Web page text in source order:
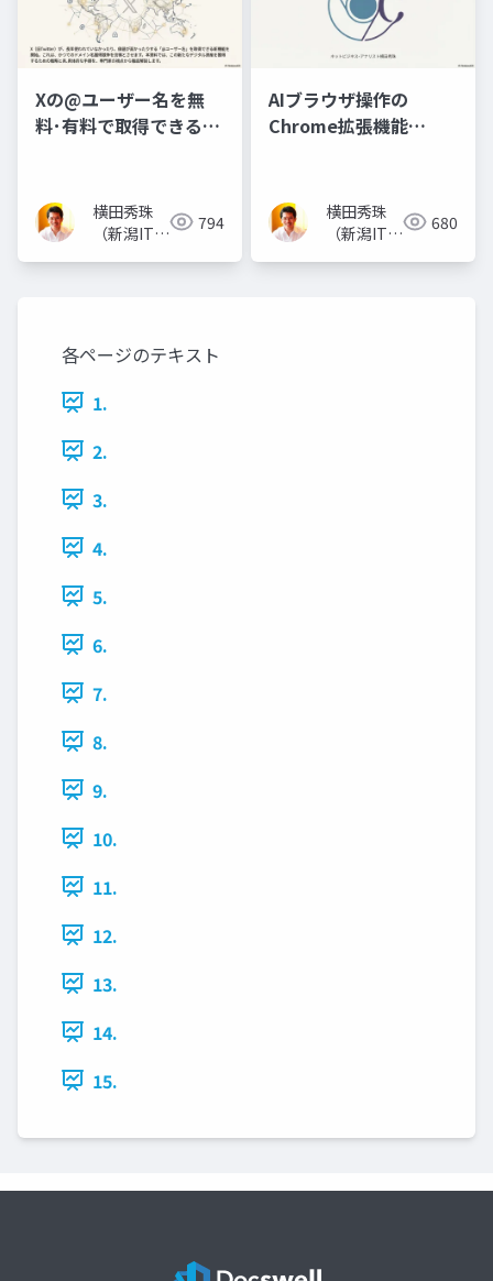
Xの@ユーザー名を無
料･有料で取得できる
横田秀珠
（新潟ITコ
794
AIブラウザ操作の
Chrome拡張機能
横田秀珠
（新潟ITコ
680
各ページのテキスト
1.
2.
3.
4.
5.
6.
7.
8.
9.
10.
11.
12.
13.
14.
15.